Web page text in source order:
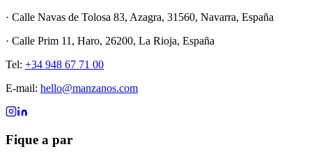
· Calle Navas de Tolosa 83, Azagra, 31560, Navarra, España
· Calle Prim 11, Haro, 26200, La Rioja, España
Tel: +34 948 67 71 00
E-mail: hello@manzanos.com
Fique a par